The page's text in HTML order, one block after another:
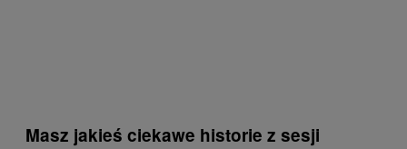
Masz jakieś ciekawe historie z sesji